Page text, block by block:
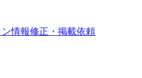
情報修正・掲載依頼